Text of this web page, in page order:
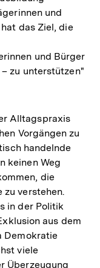
und
das Ziel, die
und Bürger
zu unterstützen"
Alltagspraxis
Vorgängen zu
handelnde
keinen Weg
die
zu verstehen.
in der Politik
aus dem
Demokratie
viele
Überzeugung